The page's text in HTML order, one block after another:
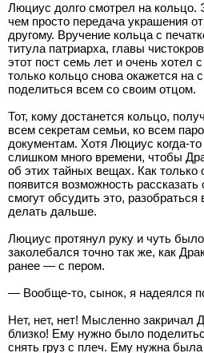
Люциус долго смотрел на
чем просто передача украшения
другому. Вручение кольца с
титула патриарха, главы
этот пост семь лет и очень хотел
только кольцо снова окажется на
поделиться всем со своим отцом.
Тот, кому достанется кольцо,
всем секретам семьи, ко всем
документам. Хотя Люциус когда-
слишком много времени, чтобы
об этих тайных вещах. Как только
появится возможность
смогут обсудить это,
делать дальше.
Люциус протянул руку и чуть
заколебался точно так же, как
ранее — с пером.
— Вообще-то, сынок, я надеялся
Нет, нет, нет! Мысленно закричал
близко! Ему нужно было
снять груз с плеч. Ему нужна